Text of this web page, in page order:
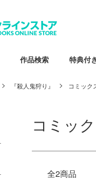
作品検索 特典付
『殺人鬼狩り』 コミック
コミッ
全2商品